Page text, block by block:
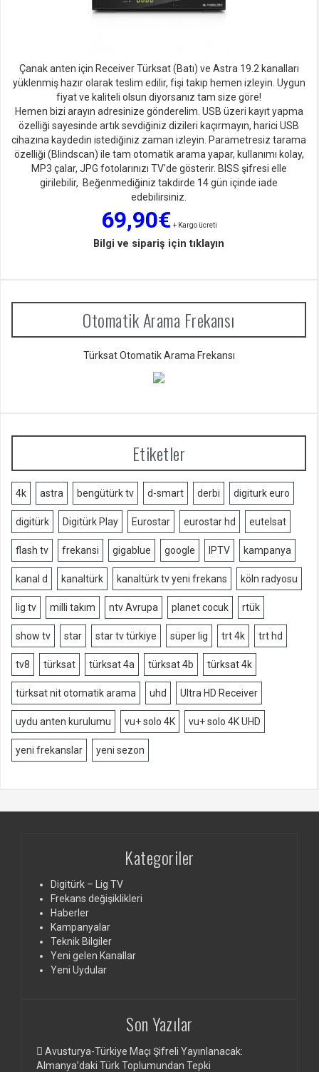
Çanak anten için Receiver Türksat (Batı) ve Astra 19.2 kanalları
yüklenmiş hazır olarak teslim edilir, fişi takıp hemen izleyin. Uygun
fiyat ve kaliteli olsun diyorsanız tam size göre!
Hemen bizi arayın adresinize gönderelim. USB üzeri kayıt yapma
özelliği sayesinde artık sevdiğiniz dizileri kaçırmayın, harici USB
cihazına kaydedin istediğiniz zaman izleyin. Parametresiz tarama
özelliği (Blindscan) ile tam otomatik arama yapar, kullanımı kolay,
MP3 çalar, JPG fotolarınızı TV'de gösterir. BISS şifresi elle
girilebilir, Beğenmediğiniz takdirde 14 gün içinde iade
edebilirsiniz.
69,90€ + Kargo ücreti
Bilgi ve sipariş için tıklayın
Otomatik Arama Frekansı
Türksat Otomatik Arama Frekansı
Etiketler
4k astra bengütürk tv d-smart derbi digiturk euro
digitürk Digitürk Play Eurostar eurostar hd eutelsat
flash tv frekansi gigablue google IPTV kampanya
kanal d kanaltürk kanaltürk tv yeni frekans köln radyosu
lig tv milli takım ntv Avrupa planet cocuk rtük
show tv star star tv türkiye süper lig trt 4k trt hd
tv8 türksat türksat 4a türksat 4b türksat 4k
türksat nit otomatik arama uhd Ultra HD Receiver
uydu anten kurulumu vu+ solo 4K vu+ solo 4K UHD
yeni frekanslar yeni sezon
Kategoriler
Digitürk – Lig TV
Frekans değişiklikleri
Haberler
Kampanyalar
Teknik Bilgiler
Yeni gelen Kanallar
Yeni Uydular
Son Yazılar
Avusturya-Türkiye Maçı Şifreli Yayınlanacak:
Almanya’daki Türk Toplumundan Tepki